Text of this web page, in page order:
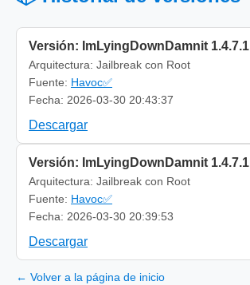
Versión: ImLyingDownDamnit 1.4.7.1
Arquitectura: Jailbreak con Root
Fuente: Havoc✅
Fecha: 2026-03-30 20:43:37
Descargar
Versión: ImLyingDownDamnit 1.4.7.1
Arquitectura: Jailbreak con Root
Fuente: Havoc✅
Fecha: 2026-03-30 20:39:53
Descargar
← Volver a la página de inicio